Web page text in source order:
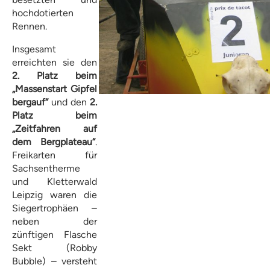
hochdotierten
Rennen.
Insgesamt
erreichten sie den
2. Platz beim
„Massenstart Gipfel
bergauf“und den 2.
Platz beim
„Zeitfahren auf
dem Bergplateau“.
Freikarten für
Sachsentherme
und Kletterwald
Leipzig waren die
Siegertrophäen –
neben der
zünftigen Flasche
Sekt (Robby
Bubble) – versteht